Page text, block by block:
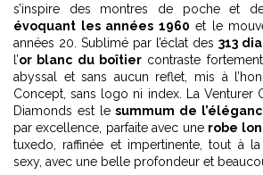
s’inspire des montres de poche et
évoquant les années 1960 et le
années 20. Sublimé par l’éclat des 313
l’or blanc du boîtier contraste
abyssal et sans aucun reflet, mis à
Concept, sans logo ni index. La Venturer
Diamonds est lesummum de
par excellence, parfaite avec une robe
tuxedo, raffinée et impertinente, tout à
sexy, avec une belle profondeur et